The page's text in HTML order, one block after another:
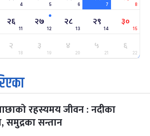
२०८३- Mar 8, 2027
७ महिना बाँकी
Mar 9, 2027
७ महिना बाँकी
-Mar 21, 2027
-Mar 22, 2027
७ महिना बाँकी
4 5 6 7 8
२६
11
२७
12
२८
13
२९
14
३०
15
२
18
३
19
४
20
५
21
६
22
रहस्यमय जीवन : नदीका
समुद्रका सन्तान